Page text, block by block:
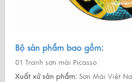
Bộ sản phẩm bao gồm:
01 Tranh sơn mài Picasso
Xuất xứ sản phẩm: Sơn Mài Việt